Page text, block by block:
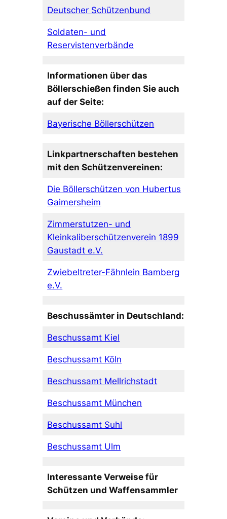
Deutscher Schützenbund
Soldaten- und
Reservistenverbände
Informationen über das
Böllerschießen finden Sie auch
auf der Seite:
Bayerische Böllerschützen
Linkpartnerschaften bestehen
mit den Schützenvereinen:
Die Böllerschützen von Hubertus
Gaimersheim
Zimmerstutzen- und
Kleinkaliberschützenverein 1899
Gaustadt e.V.
Zwiebeltreter-Fähnlein Bamberg
e.V.
Beschussämter in Deutschland:
Beschussamt Kiel
Beschussamt Köln
Beschussamt Mellrichstadt
Beschussamt München
Beschussamt Suhl
Beschussamt Ulm
Interessante Verweise für
Schützen und Waffensammler